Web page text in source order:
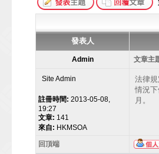
發表人
Admin 文章主
Site Admin
註冊時間: 2013-05-08,
19:27
文章: 141
來自: HKMSOA
法律
情況
月。
回頂端